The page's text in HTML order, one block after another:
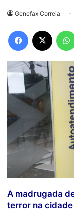
Genefax Correia
Facebook
A madrugada
terror na